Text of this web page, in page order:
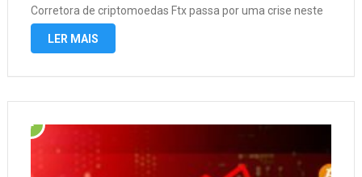
Corretora de criptomoedas Ftx passa por uma crise neste
ano e pede falência na sexta feira de (11/11) recorreu aos
LER MAIS